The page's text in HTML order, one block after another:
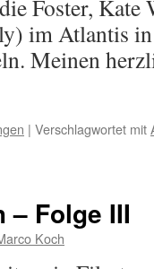
Foster,
im Atlantis
Meinen
| Verschlagwortet mit
– Folge III
Koch